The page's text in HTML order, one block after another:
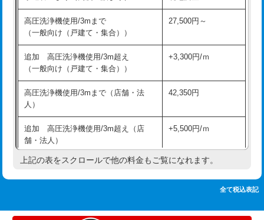
追加人工 16,500円
廃棄・処分 現場見積
※給水管工事は20mmまでの価格です。
持込商品取付（混合水栓）
持込商品取付（浄水器・分岐水栓） 16,500円
業）
排水管工事（追加 排水管工事/3ｍ超
え）
マス交換（土の掘削・埋め戻し作業） 11,000円~
高圧洗浄機使用/3mまで
（一般向け（戸建て・集合））
27,500円～
追加 高圧洗浄機使用/3m超え
（一般向け（戸建て・集合））
+3,300円/ｍ
高圧洗浄機使用/3mまで（店舗・法
人）
42,350円
追加 高圧洗浄機使用/3m超え（店
舗・法人）
+5,500円/ｍ
高度高圧洗浄換 現地調査
トーラー機使用/3mまで 33,000円
上記の表をスクロールで他の料金もご覧になれます。
全て税込表記